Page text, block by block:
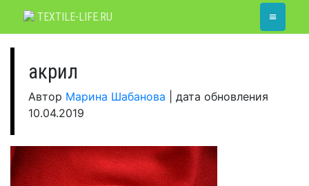
TEXTILE-LIFE.RU ≡
акрил
Автор Марина Шабанова
дата обновления
10.04.2019